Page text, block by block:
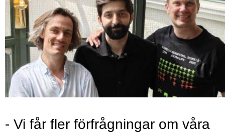
- Vi får fler förfrågningar om våra